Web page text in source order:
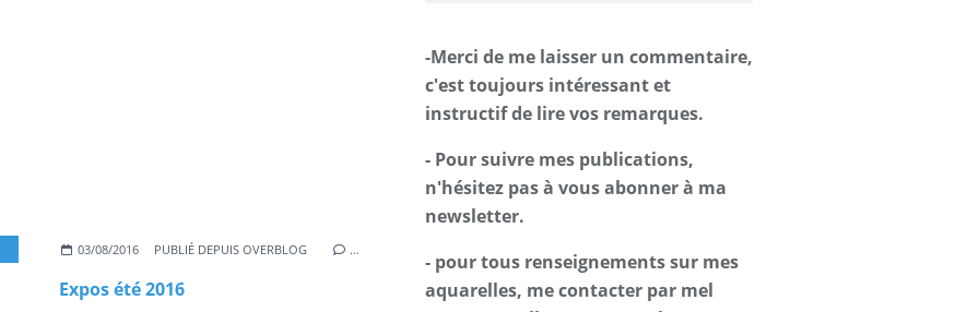
03/08/2016 PUBLIÉ DEPUIS OVERBLOG …
Expos été 2016
-Merci de me laisser un commentaire,
c'est toujours intéressant et
instructif de lire vos remarques.
- Pour suivre mes publications,
n'hésitez pas à vous abonner à ma
newsletter.
- pour tous renseignements sur mes
aquarelles, me contacter par mel